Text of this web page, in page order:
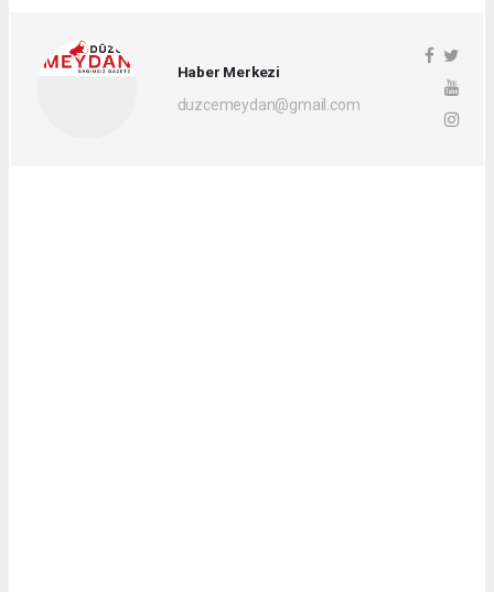
Haber Merkezi
duzcemeydan@gmail.com